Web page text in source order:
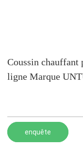
Coussin chauffant
ligne Marque
enquête